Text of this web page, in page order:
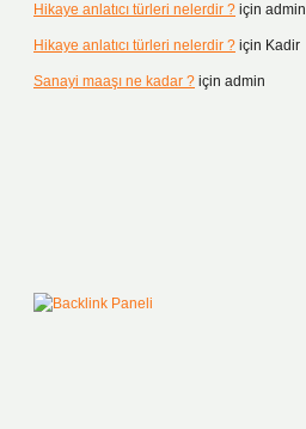
Hikaye anlatıcı türleri nelerdir ? için admin
Hikaye anlatıcı türleri nelerdir ? için Kadir
Sanayi maaşı ne kadar ? için admin